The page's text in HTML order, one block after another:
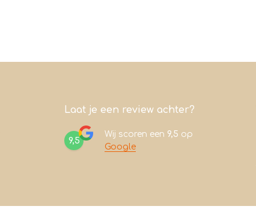
Laat je een review achter?
9,5
Wij scoren een 9,5 op
Google